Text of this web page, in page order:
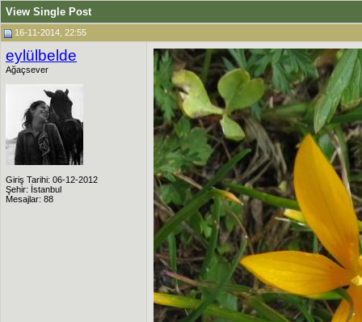
View Single Post
16-11-2014, 22:55
eylülbelde
Ağaçsever
Giriş Tarihi: 06-12-2012
Şehir: İstanbul
Mesajlar: 88